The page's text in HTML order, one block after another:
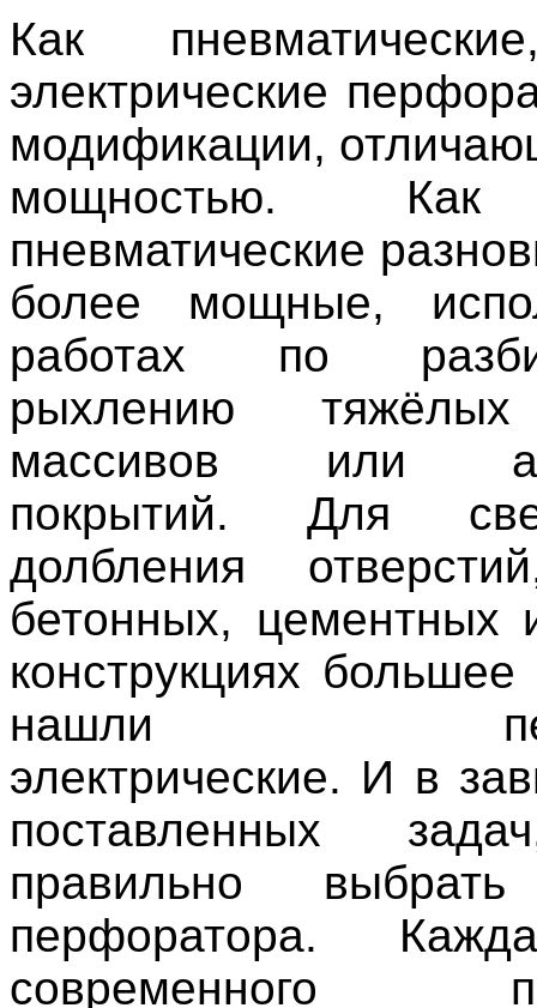
Как
электрические
модификации,
мощностью. Как
пневматические
более мощные,
работах по
рыхлению
массивов или
покрытий. Для
долбления
бетонных, цементных
конструкциях
нашли
электрические. И в
поставленных
правильно
перфоратора.
современного